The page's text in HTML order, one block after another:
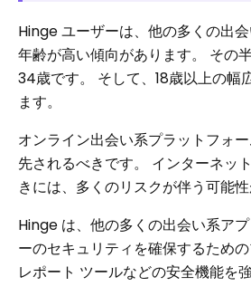
Hinge ユーザーは、他の多くの出
年齢が高い傾向があります。 その
34歳です。 そして、18歳以上の幅
ます。
オンライン出会い系プラットフォ
先されるべきです。 インターネッ
きには、多くのリスクが伴う可能性
Hinge は、他の多くの出会い系ア
ーのセキュリティを確保するため
レポート ツールなどの安全機能を